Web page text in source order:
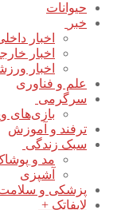
حیوانات
خبر
اخبار
اخبار
اخبار
علم و فناوری
سرگرمی
بازی‌های
ترفند و آموزش
سبک زندگی
مد و
آشپزی
پزشکی و
لایفاتک +